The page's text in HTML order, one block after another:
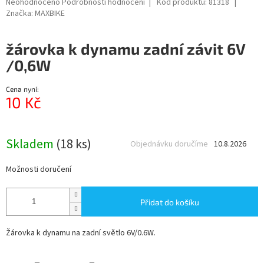
hodnocení
0,0
z
5
Neohodnoceno Podrobnosti hodnocení Kód produktu: 81318
Značka: MAXBIKE
žárovka k dynamu zadní závit 6V
/0,6W
Cena nyní:
10 Kč
Skladem (18 ks) 10.8.2026
Objednávku doručíme
Možnosti doručení
Přidat do košíku
Žárovka k dynamu na zadní světlo 6V/0.6W.